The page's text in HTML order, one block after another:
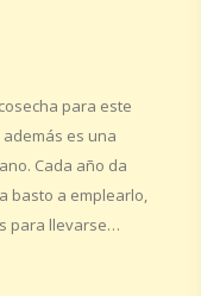
para este
además es una
Cada año da
basto a emplearlo,
para llevarse…